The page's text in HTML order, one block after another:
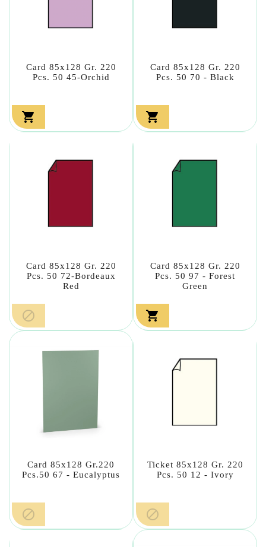
Card 85x128 Gr. 220
Pcs. 50 45-Orchid

Card 85x128 Gr. 220
Pcs. 50 70 - Black

Card 85x128 Gr. 220
Pcs. 50 72-Bordeaux
Red

Card 85x128 Gr. 220
Pcs. 50 97 - Forest
Green

Card 85x128 Gr.220
Pcs.50 67 - Eucalyptus

Ticket 85x128 Gr. 220
Pcs. 50 12 - Ivory
